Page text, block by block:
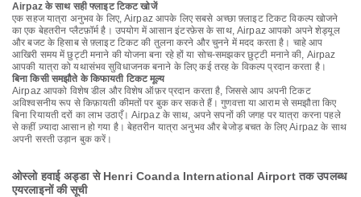
Airpaz के साथ सही फ्लाइट टिकट खोजें
एक सहज यात्रा अनुभव के लिए, Airpaz आपके लिए सबसे अच्छा फ़्लाइट टिकट विकल्प खोजने
का एक बेहतरीन प्लैटफ़ॉर्म है। उपयोग में आसान इंटरफ़ेस के साथ, Airpaz आपको अपने शेड्यूल
और बजट के हिसाब से फ़्लाइट टिकट की तुलना करने और चुनने में मदद करता है। चाहे आप
आखिरी समय में छुट्टी मनाने की योजना बना रहे हों या सोच-समझकर छुट्टी मनाने की, Airpaz
आपकी यात्रा को यथासंभव सुविधाजनक बनाने के लिए कई तरह के विकल्प प्रदान करता है।
बिना किसी समझौते के किफायती टिकट मूल्य
Airpaz आपको विशेष डील और विशेष ऑफ़र प्रदान करता है, जिससे आप अपनी टिकट
अविश्वसनीय रूप से किफ़ायती कीमतों पर बुक कर सकते हैं। गुणवत्ता या आराम से समझौता किए
बिना रियायती दरों का लाभ उठाएँ। Airpaz के साथ, अपने सपनों की जगह पर यात्रा करना पहले
से कहीं ज़्यादा आसान हो गया है। बेहतरीन यात्रा अनुभव और बेजोड़ बचत के लिए Airpaz के साथ
अपनी सस्ती उड़ान बुक करें।
ओस्लो हवाई अड्डा से Henri Coanda International Airport तक उपलब्ध
एयरलाइनों की सूची